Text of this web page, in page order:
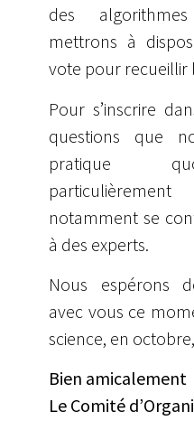
des
mettrons à
vote pour recueillir
Pour s’inscrire
questions que
pratique
notamment se
à des experts.
Nous espérons
avec vous ce
science, en
Bien amicalement
Le Comité